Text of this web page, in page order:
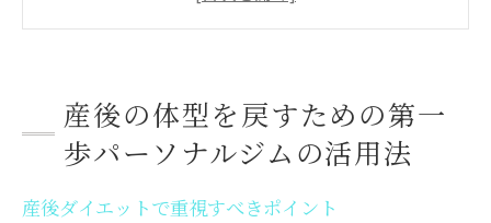
す方法
理想の体型を手に入れるためのモチベーシ
ョン維持法
産後の体型を戻すための第一
歩パーソナルジムの活用法
産後ダイエットで重視すべきポイント